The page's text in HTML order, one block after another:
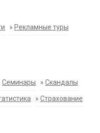
» Рекламные туры
Семинары » Скандалы
» Страхование